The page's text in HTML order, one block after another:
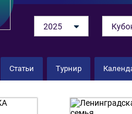
2025
Статьи Турнир
команд Кубок